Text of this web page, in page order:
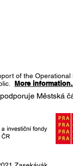
of the
More
Městská